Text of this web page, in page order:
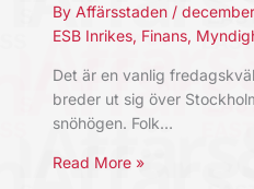
By Affärsstaden /
ESB Inrikes, Finans,
Det är en vanlig
breder ut sig över
snöhögen. Folk…
Read More »